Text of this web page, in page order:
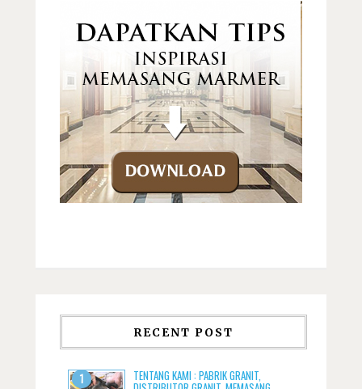
RECENT POST
TENTANG KAMI : PABRIK GRANIT,